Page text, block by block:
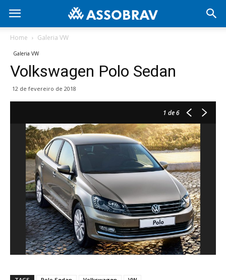
Home Galeria VW
Galeria VW
Volkswagen Polo Sedan
12 de fevereiro de 2018
1 de 6